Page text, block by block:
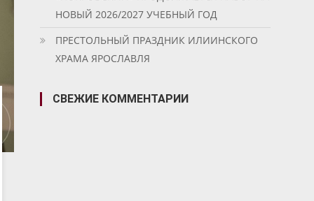
НОВЫЙ 2026/2027 УЧЕБНЫЙ ГОД
ПРЕСТОЛЬНЫЙ ПРАЗДНИК ИЛИИНСКОГО
ХРАМА ЯРОСЛАВЛЯ
СВЕЖИЕ КОММЕНТАРИИ